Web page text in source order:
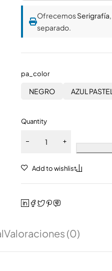
OfrecemosSerigrafía,
separado.
pa_color
NEGRO AZUL PASTEL
Quantity
Valoraciones (0)